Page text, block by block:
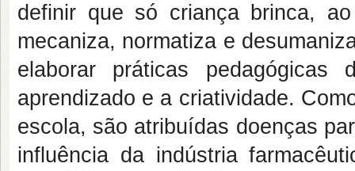
definir que só criança brinca,
mecaniza, normatiza e
elaborar práticas pedagógicas
aprendizado e a criatividade.
escola, são atribuídas doenças
influência da indústria